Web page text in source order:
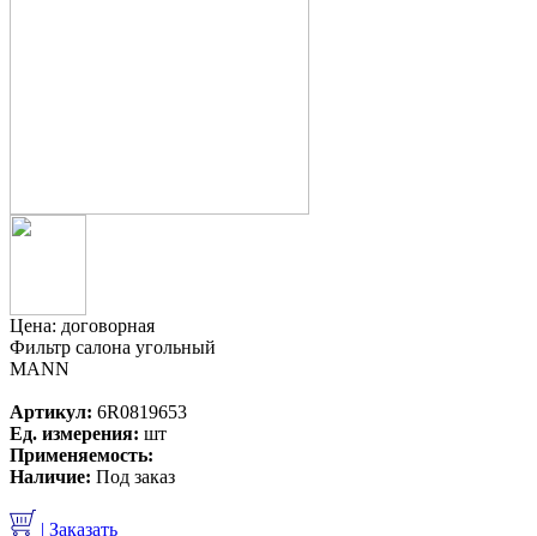
Цена: договорная
Фильтр салона угольный
MANN
Артикул: 6R0819653
Ед. измерения: шт
Применяемость:
Наличие: Под заказ
| Заказать